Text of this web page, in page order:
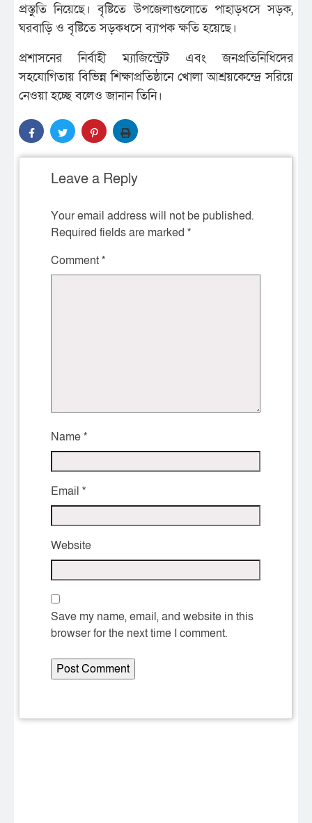
প্রস্তুতি নিয়েছে। বৃষ্টিতে উপজেলাগুলোতে পাহাড়ধসে সড়ক,
ঘরবাড়ি ও বৃষ্টিতে সড়কধসে ব্যাপক ক্ষতি হয়েছে।
প্রশাসনের নির্বাহী ম্যাজিস্ট্রেট এবং জনপ্রতিনিধিদের
সহযোগিতায় বিভিন্ন শিক্ষাপ্রতিষ্ঠানে খোলা আশ্রয়কেন্দ্রে সরিয়ে
নেওয়া হচ্ছে বলেও জানান তিনি।
Leave a Reply
Your email address will not be published.
Required fields are marked *
Comment*
Name*
Email *
Website
Save my name, email, and website in this
browser for the next time I comment.